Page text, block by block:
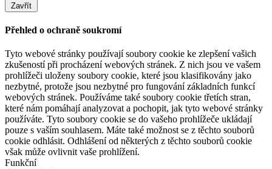
Zavřít
Přehled o ochraně soukromí
Tyto webové stránky používají soubory cookie ke zlepšení vašich
zkušeností při procházení webových stránek. Z nich jsou ve vašem
prohlížeči uloženy soubory cookie, které jsou klasifikovány jako
nezbytné, protože jsou nezbytné pro fungování základních funkcí
webových stránek. Používáme také soubory cookie třetích stran,
které nám pomáhají analyzovat a pochopit, jak tyto webové stránky
používáte. Tyto soubory cookie se do vašeho prohlížeče ukládají
pouze s vaším souhlasem. Máte také možnost se z těchto souborů
cookie odhlásit. Odhlášení od některých z těchto souborů cookie
však může ovlivnit vaše prohlížení.
Funkční